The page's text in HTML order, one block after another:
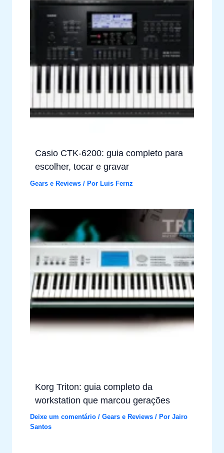
Casio CTK-6200: guia completo para
escolher, tocar e gravar
Gears e Reviews / Por Luis Fernz
Korg Triton: guia completo da
workstation que marcou gerações
Deixe um comentário /Gears e Reviews / PorJairo
Santos